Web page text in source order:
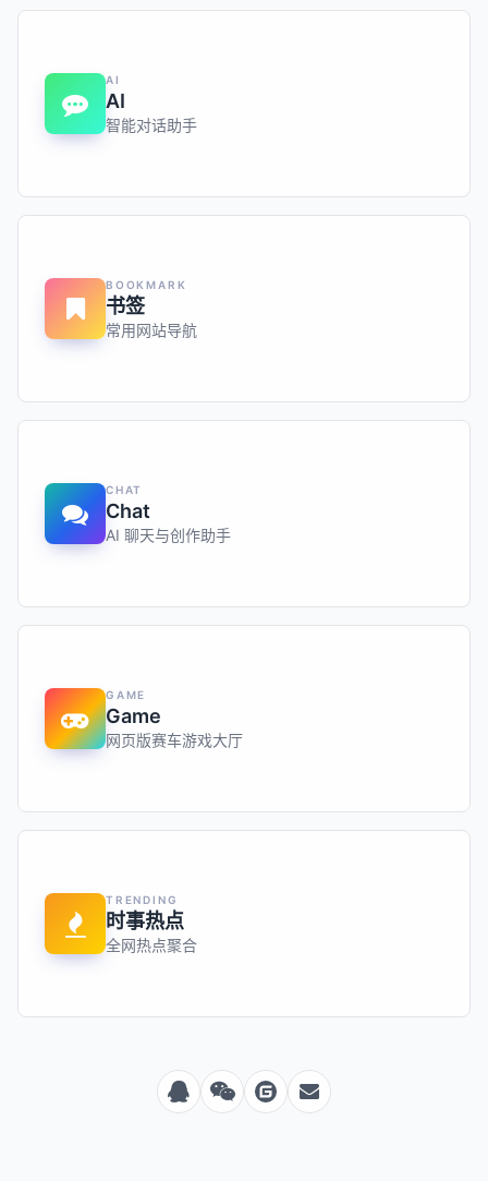
AI
AI
智能对话助手
BOOKMARK
书签
常用网站导航
CHAT
Chat
AI 聊天与创作助手
GAME
Game
网页版赛车游戏大厅
TRENDING
时事热点
全网热点聚合